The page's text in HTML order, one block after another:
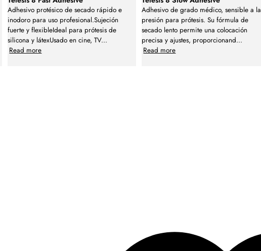
Adhesivo protésico de secado rápido e
inodoro para uso profesional.Sujeción
fuerte y flexibleIdeal para prótesis de
silicona y látexUsado en cine, TV...
Read more
Adhesivo de grado médico, sensible a la
presión para prótesis. Su fórmula de
secado lento permite una colocación
precisa y ajustes, proporcionand...
Read more